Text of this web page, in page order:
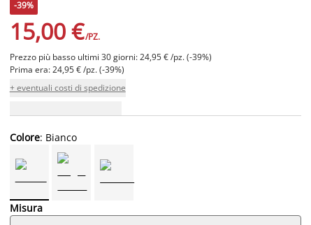
-39%
15,00 €/PZ.
Prezzo più basso ultimi 30 giorni: 24,95 € /pz. (-39%)
Prima era: 24,95 € /pz. (-39%)
+ eventuali costi di spedizione
Colore: Bianco
Misura